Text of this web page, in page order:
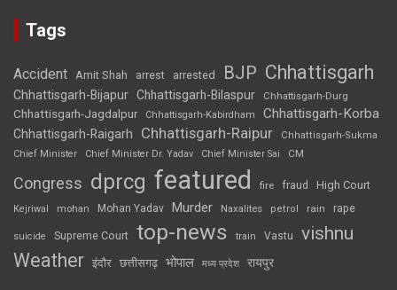
Tags
Accident Amit Shah arrest arrested BJP Chhattisgarh
Chhattisgarh-Bijapur Chhattisgarh-Bilaspur Chhattisgarh-Durg
Chhattisgarh-Jagdalpur Chhattisgarh-Kabirdham Chhattisgarh-Korba
Chhattisgarh-Raigarh Chhattisgarh-Raipur
Chhattisgarh-Sukma
Chief Minister
Chief Minister Dr. Yadav Chief Minister Sai CM
Congress dprcg featured fire fraud High Court
Kejriwal mohan Mohan Yadav Murder Naxalites petrol rain rape
suicide Supreme Court top-news train Vastu vishnu
Weather इंदौर छत्तीसगढ़ भोपाल मध्य प्रदेश रायपुर